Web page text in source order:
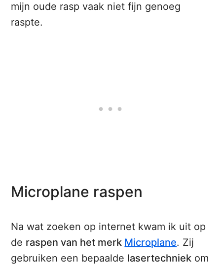
mijn oude rasp vaak niet fijn genoeg
raspte.
Microplane raspen
Na wat zoeken op internet kwam ik uit op
de raspen van het merk Microplane. Zij
gebruiken een bepaalde lasertechniek om